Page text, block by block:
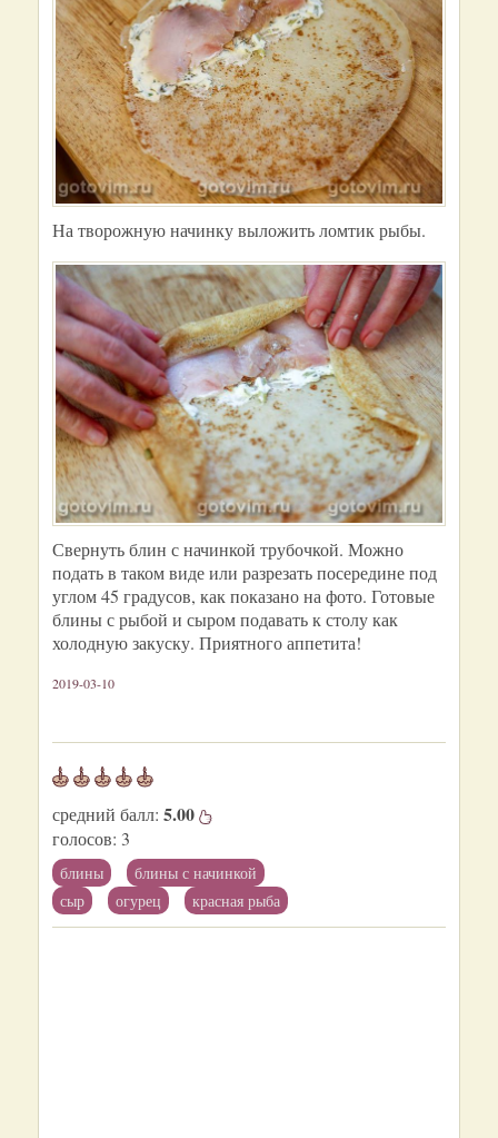
На творожную начинку выложить ломтик рыбы.
Свернуть блин с начинкой трубочкой. Можно
подать в таком виде или разрезать посередине под
углом 45 градусов, как показано на фото. Готовые
блины с рыбой и сыром подавать к столу как
холодную закуску. Приятного аппетита!
2019-03-10
средний балл: 5.00
голосов: 3
блины
блины с начинкой
сыр
огурец красная рыба